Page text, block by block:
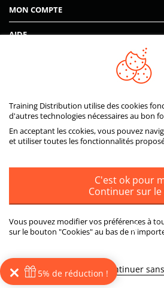
MON COMPTE
Training Distribution utilise des cookies
d'autres technologies nécessaires au bon
En acceptant les ccokies, vous pouvez
et utiliser toutes les fonctionnalités
C'est ok pour
Continuer sur le
Vous pouvez modifier vos préférences à
sur le bouton "Cookies" au bas de
Plus d'informationsou Continuer
AIDE
© 2026Training DistributionTous
5% de réduction !